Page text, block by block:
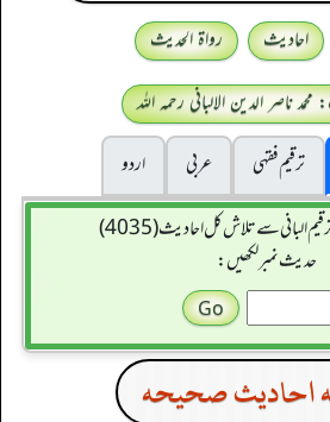
احادیث
رواۃ الحدیث
ناصر الدین الالبانی رحمہ اللہ
ترقيم فقہی عربی
اردو
البانی سے تلاش کل احادیث (4035)
حدیث نمبر لکھیں:
احاديث صحيحه